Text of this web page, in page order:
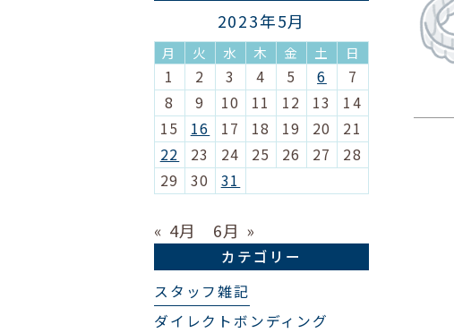
2023年5月
月 火 水 木 金 土 日
1 2 3 4 5 6
7
8
9 10 11 12 13
14
15
16 17 18 19 20
21
22
23 24 25 26 27
28
29
30 31
« 4月 6月 »
カテゴリー
スタッフ雑記
ダイレクトボンディング